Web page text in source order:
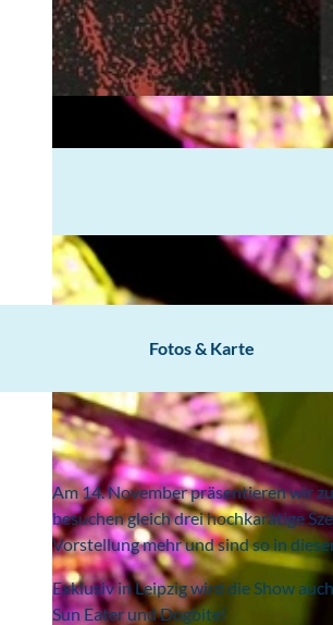
Fotos & Karte
Am 14. November präsentieren wir
besuchen gleich drei hochkarätige
Vorstellung mehr und sind so in
Exklusiv in Leipzig wird die Show
Sun Eater und Dogbite!